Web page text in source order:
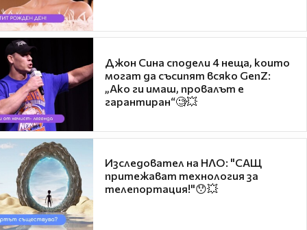
Джон Сина сподели 4 неща, които
могат да съсипят всяко GenZ:
„Ако ги имаш, провалът е
гарантиран“🧐💥
Изследовател на НЛО: "САЩ
притежават технология за
телепортация!"😯💥